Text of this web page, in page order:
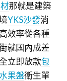
那就是建築
YKS沙發消
高效率從各種
就國內成差
立即放款包
水果盤衛生單